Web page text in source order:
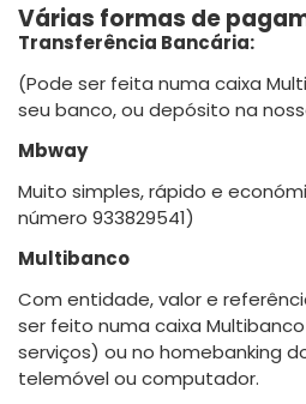
Várias formas de
Transferência Bancária:
(Pode ser feita numa caixa
seu banco, ou depósito na
Mbway
Muito simples, rápido e
número 933829541)
Multibanco
Com entidade, valor e
ser feito numa caixa
serviços) ou no homebanking
telemóvel ou computador.